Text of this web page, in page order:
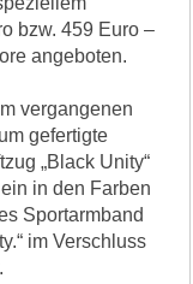
bzw. 459 Euro –
angeboten.
vergangenen
gefertigte
„Black Unity“
in den Farben
Sportarmband
im Verschluss